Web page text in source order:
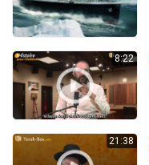
8:22
21:38